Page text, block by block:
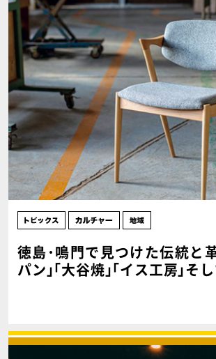
徳島･鳴門で見つけた伝統と
パン｣｢大谷焼｣｢イス工房｣そ